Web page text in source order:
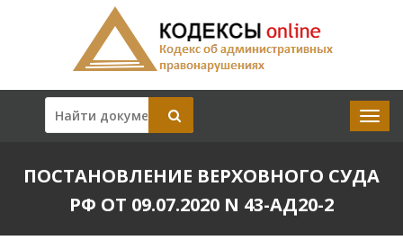
ПОСТАНОВЛЕНИЕ ВЕРХОВНОГО СУДА
РФ ОТ 09.07.2020 N 43-АД20-2